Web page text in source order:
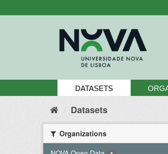
to
DATASETS
Datasets
Organizations